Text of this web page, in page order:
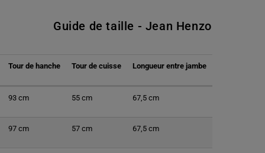
Guide de taille - Jean Henzo
Tour de hanche Tour de cuisse Longueur entre jambe
93 cm 55 cm 67,5cm
97 cm 57 cm 67,5cm